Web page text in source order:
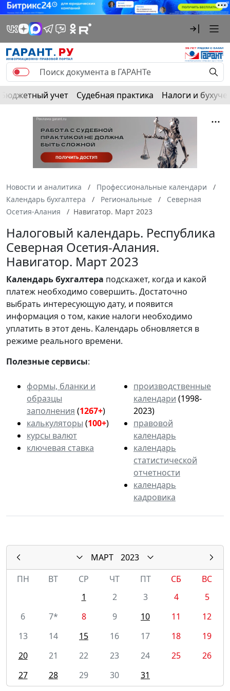
Бюджетный учет Судебная практика Налоги и
Новости и аналитика
Профессиональные календари
Календарь бухгалтера
Региональные
Северная
Осетия-Алания
Навигатор. Март 2023
Налоговый календарь. Республика
Северная Осетия-Алания.
Навигатор. Март 2023
Календарьбухгалтера подскажет, когда и какой
платеж необходимо совершить. Достаточно
выбрать интересующую дату, и появится
информация о том, какие налоги необходимо
уплатить в этот день. Календарь обновляется в
режиме реального времени.
Полезные сервисы:
формы, бланки и
образцы
заполнения (1267+)
калькуляторы (100+)
курсы валют
ключевая ставка
производственные
календари (1998-
2023)
правовой
календарь
календарь
статистической
отчетности
календарь
кадровика
МАРТ
2023
ПН
ВТ СР ЧТ ПТ СБ
ВС
1
2 3 4
5
6
7* 8 9 10 11
12
13
14 15 16 17 18
19
20
21 22 23 24 25
26
27
28 29 30 31